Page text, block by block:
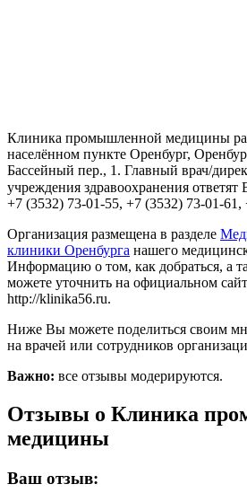
Клиника промышленной медицины
населённом пункте Оренбург,
Бассейный пер., 1. Главный врач/
учреждения здравоохранения
+7 (3532) 73-01-55, +7 (3532) 73-01-61,
Организация размещена в разделе
клиники Оренбурга нашего
Информацию о том, как добраться, а
можете уточнить на официальном
http://klinika56.ru.
Ниже Вы можете поделиться своим
на врачей или сотрудников
Важно: все отзывы модерируются.
Отзывы о Клиника
медицины
Ваш отзыв: